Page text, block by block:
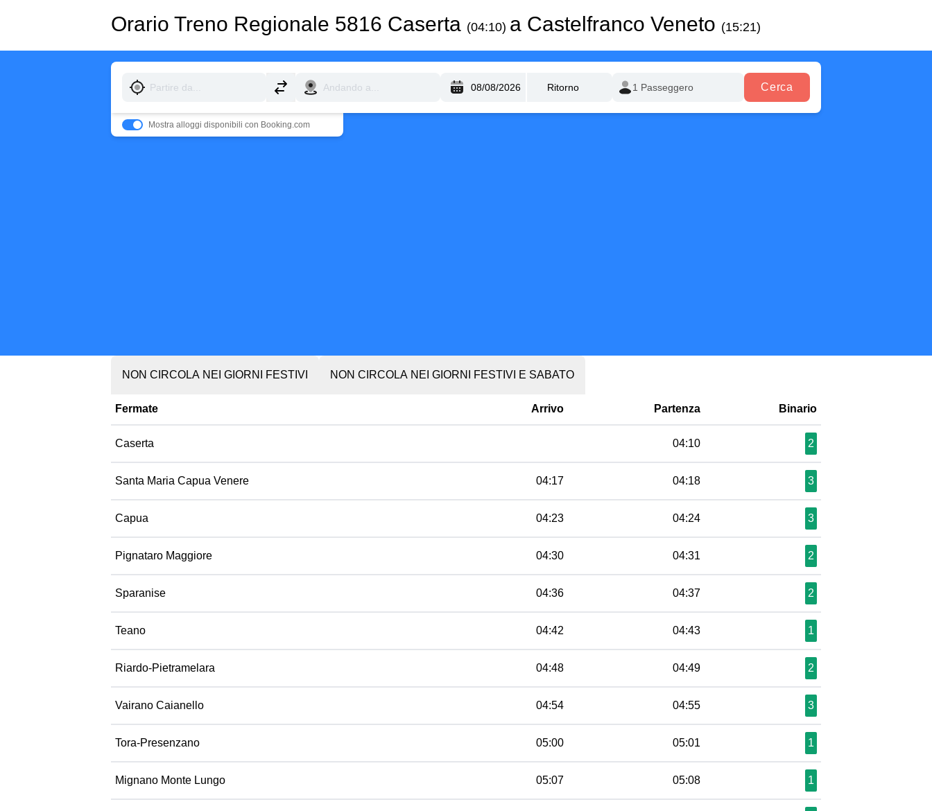
Orario Treno Regionale 5816 Caserta (04:10) a Castelfranco Veneto (15:21)
Cerca
Mostra alloggi disponibili con Booking.com
NON CIRCOLA NEI GIORNI FESTIVI NON CIRCOLA NEI GIORNI FESTIVI E SABATO
Fermate Arrivo Partenza Binario
Caserta 04:10 2
Santa Maria Capua Venere 04:17 04:18 3
Capua 04:23 04:24 3
Pignataro Maggiore 04:30 04:31 2
Sparanise 04:36 04:37 2
Teano 04:42 04:43 1
Riardo-Pietramelara 04:48 04:49 2
Vairano Caianello 04:54 04:55 3
Tora-Presenzano 05:00 05:01 1
Mignano Monte Lungo 05:07 05:08 1